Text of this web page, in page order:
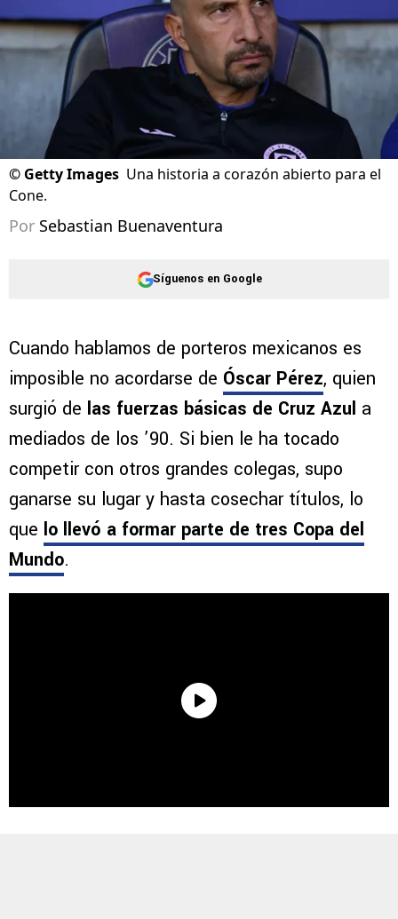
© Getty Images Una historia a corazón abierto para el
Cone.
Por Sebastian Buenaventura
Síguenos en Google
Cuando hablamos de porteros mexicanos es
imposible no acordarse de Óscar Pérez, quien
surgió de las fuerzas básicas de Cruz Azul a
mediados de los ’90. Si bien le ha tocado
competir con otros grandes colegas, supo
ganarse su lugar y hasta cosechar títulos, lo
que lo llevó a formar parte de tres Copa del
Mundo.